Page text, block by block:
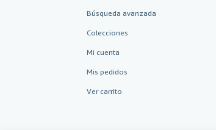
Búsqueda avanzada
Colecciones
Mi cuenta
Mis pedidos
Ver carrito